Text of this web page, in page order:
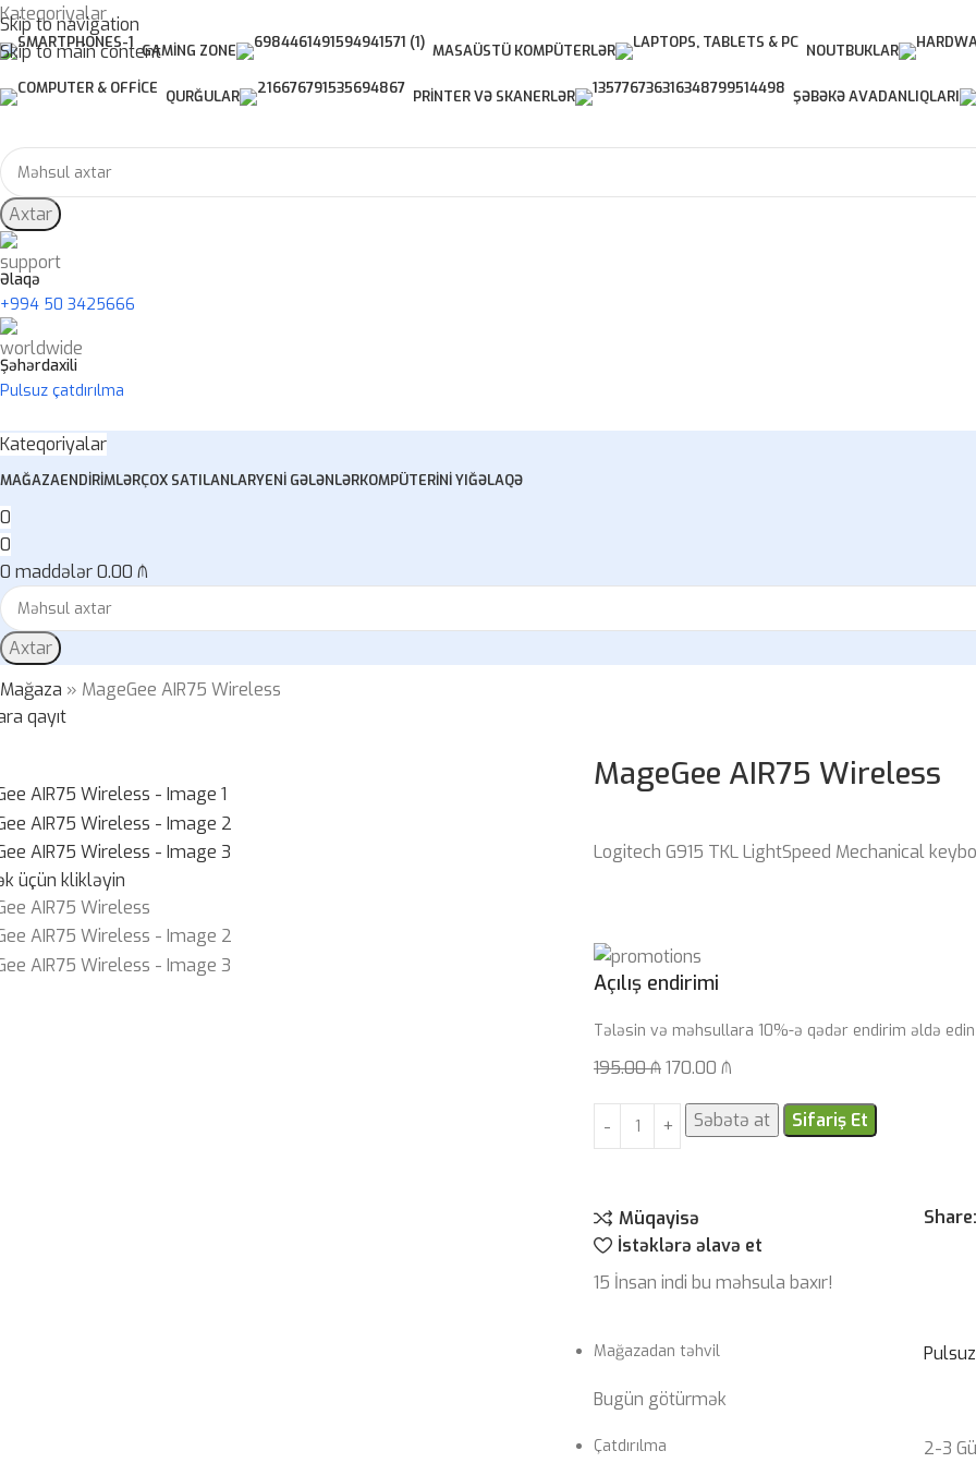
Skip to navigation
Skip to main content
Kateqoriyalar
GAMING ZONE MASAÜSTÜ KOMPÜTERLƏR NOUTBUKLAR
QURĞULAR PRINTER VƏ SKANERLƏR ŞƏBƏKƏ AVADANLIQLARI
Axtar
Əlaqə
+994 50 3425666
Şəhərdaxili
Pulsuz çatdırılma
Kateqoriyalar
MAĞAZAENDIRIMLƏRÇOX SATILANLARYENI GƏLƏNLƏRKOMPÜTERINI YIĞƏLAQƏ
0
0
0 maddələr0.00 ₼
Axtar
Mağaza » MageGee AIR75 Wireless
qayıt
üçün klikləyin
MageGee AIR75 Wireless
Logitech G915 TKL LightSpeed Mechanical
Açılış endirimi
Tələsin və məhsullara 10%-ə qədər endirim əldə edin
195.00₼170.00₼
Səbətə at Sifariş Et
Müqayisə
İstəklərə əlavə et
Share:
15 İnsan indi bu məhsula baxır!
Mağazadan təhvil
Bugün götürmək
Pulsuz
Çatdırılma
2-3